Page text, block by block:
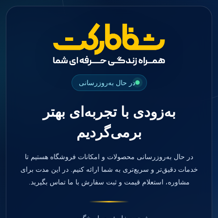
در حال به‌روزرسانی
به‌زودی با تجربه‌ای بهتر
برمی‌گردیم
در حال به‌روزرسانی محصولات و امکانات فروشگاه هستیم تا
خدمات دقیق‌تر و سریع‌تری به شما ارائه کنیم. در این مدت برای
مشاوره، استعلام قیمت و ثبت سفارش با ما تماس بگیرید.
جستجو
Impression Coping
صفحه اصلی
دندانپزشکی
مواد ترمیمی
کامپوزیت
کامپوزیت فلو
اسید اچ
باندینگ
بلیچینگ